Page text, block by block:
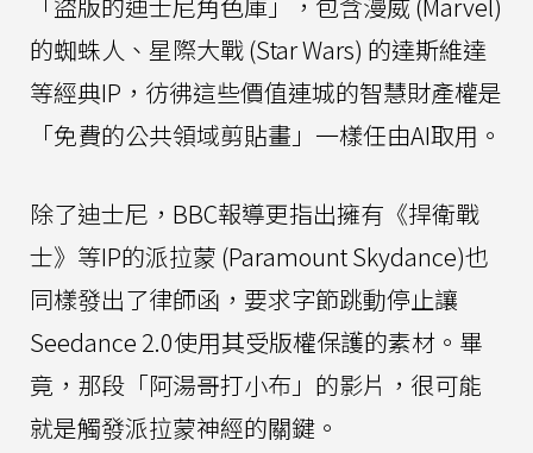
的蜘蛛人、星際大戰 (Star Wars) 的達斯維達
等經典IP，彷彿這些價值連城的智慧財產權是
「免費的公共領域剪貼畫」一樣任由AI取用。
除了迪士尼，BBC報導更指出擁有《捍衛戰
士》等IP的派拉蒙 (Paramount Skydance)也
同樣發出了律師函，要求字節跳動停止讓
Seedance 2.0使用其受版權保護的素材。畢
竟，那段「阿湯哥打小布」的影片，很可能
就是觸發派拉蒙神經的關鍵。